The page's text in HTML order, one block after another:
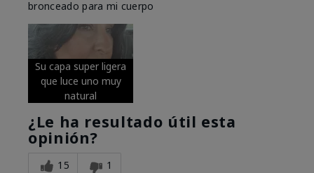
bronceado para mi cuerpo
Su capa super ligera
que luce uno muy
natural
¿Le ha resultado útil esta
opinión?
15 1